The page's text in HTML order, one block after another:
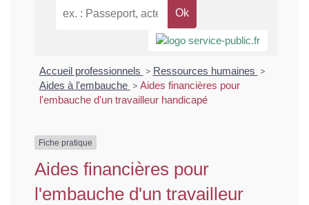
Accueil professionnels > Ressources humaines >
Aides à l'embauche > Aides financières pour
l'embauche d'un travailleur handicapé
Fiche pratique
Aides financières pour
l'embauche d'un travailleur